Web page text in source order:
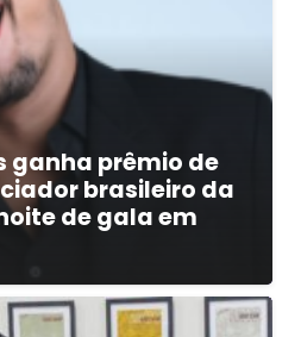
ganha prêmio de
brasileiro da
de gala em